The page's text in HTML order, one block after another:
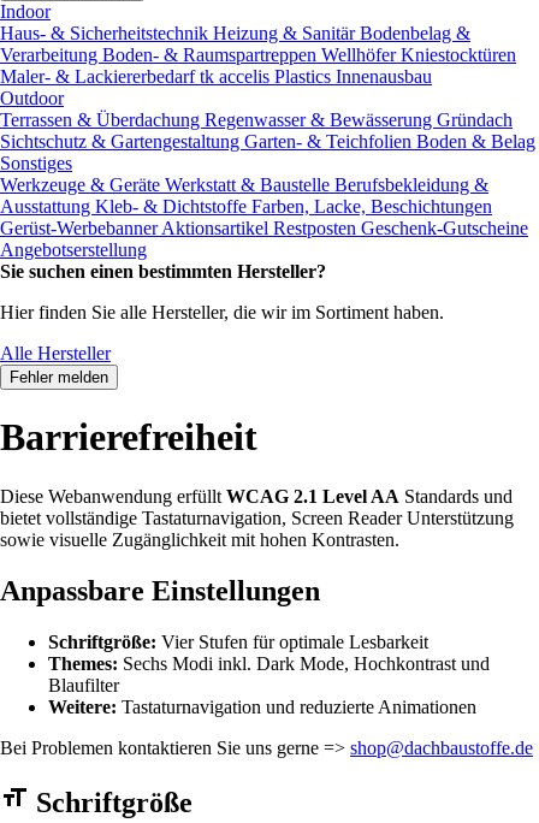
Indoor
Haus- & Sicherheitstechnik Heizung & SanitärBodenbelag &
Verarbeitung Boden- & Raumspartreppen Wellhöfer Kniestocktüren
Maler- & Lackiererbedarftk accelis Plastics Innenausbau
Outdoor
Terrassen & Überdachung Regenwasser & Bewässerung Gründach
Sichtschutz & Gartengestaltung Garten- & Teichfolien Boden & Belag
Sonstiges
Werkzeuge & Geräte Werkstatt & Baustelle Berufsbekleidung &
Ausstattung Kleb- & Dichtstoffe Farben, Lacke, Beschichtungen
Gerüst-WerbebannerAktionsartikel Restposten Geschenk-Gutscheine
Angebotserstellung
Sie suchen einen bestimmten Hersteller?
Hier finden Sie alle Hersteller, die wir im Sortiment haben.
Alle Hersteller
Fehler melden
Barrierefreiheit
Diese Webanwendung erfüllt WCAG 2.1 Level AA Standards und
bietet vollständige Tastaturnavigation, Screen Reader Unterstützung
sowie visuelle Zugänglichkeit mit hohen Kontrasten.
Anpassbare Einstellungen
Schriftgröße: Vier Stufen für optimale Lesbarkeit
Themes: Sechs Modi inkl. Dark Mode, Hochkontrast und
Blaufilter
Weitere: Tastaturnavigation und reduzierte Animationen
Bei Problemen kontaktieren Sie uns gerne => shop@dachbaustoffe.de
Barrierefreiheit Einstellungen Formular
Schriftgröße